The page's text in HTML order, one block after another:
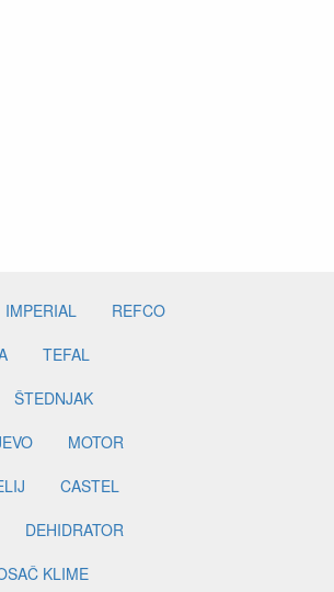
IMPERIAL
REFCO
TEFAL
ŠTEDNJAK
MOTOR
CASTEL
DEHIDRATOR
KLIME